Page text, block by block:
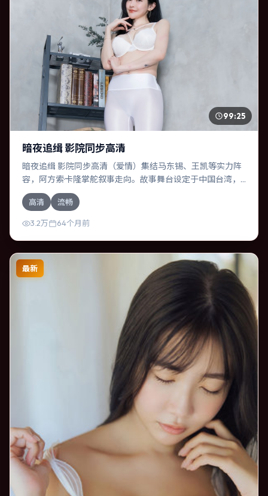
99:25
暗夜追缉 影院同步高清
暗夜追缉 影院同步高清（爱情）集结马东锡、王凯等实力阵
容，阿方索·卡隆掌舵叙事走向。故事舞台设定于中国台湾，
围绕一次意外选择展开连锁反应；配乐与色彩高度服务于主
题，结尾留白耐人寻味。
高清 流畅
3.2万 64个月前
最新